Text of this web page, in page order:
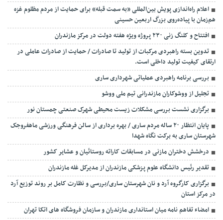
اعلام راه‌اندازی پویش بین‌المللی «به سمت قبله» برای حمایت از مردم مظلوم غزه
هم‌زمان با پیاده‌روی بزرگ اربعین حسینی
افتتاح و کلنگ زنی ۲۳۰ پروژه ویژه هفته دولت در مرکز مازندران
تدوین بسته راهبردی مرکبات از تولید تا صادرات / حمایت از صادرات عاملی در
ارتقای کیفیت تولید داخلی است.
بررسی برنامه راهبردی عملیاتی شهرداری ساری
تجلیل از ووشوکاران مازندرانی تیم ملی ووشو
برگزاری نشست بررسی مشکلات زیست محیطی شهرک صنعتی چمستان نور
پایان انتظار ۲۰ ساله مردم ساری / بهره برداری از سالن فرهنگی ورزشی ماهفروجک
شهرستان ساری به برکت نگاه شهدا
درخشش دختران مازنی در مسابقات کاراته روستائیان و عشایر کشور
تقدیر رئیس دانشگاه علوم پزشکی مازندران از مدیرکل غله مازندران
برگزاری کارگروه آرد و نان شهرستان ساری/بررسی و نظارت کامل بر روند توزیع آرد
در مرکز استان
امضاء تفاهم نامه میان استانداری مازندران و سازمان فروشگاه های اتکا تهران